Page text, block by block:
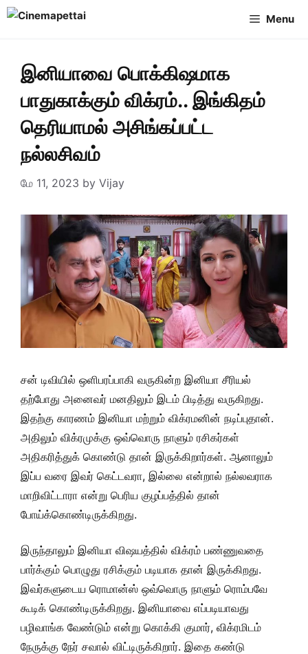
Skip
Menu
இனியாவை பொக்கிஷமாக
பாதுகாக்கும் விக்ரம்.. இங்கிதம்
தெரியாமல் அசிங்கப்பட்ட
நல்லசிவம்
மே 11, 2023 by Vijay
சன் டிவியில் ஒளிபரப்பாகி வருகின்ற இனியா சீரியல்
தற்போது அனைவர் மனதிலும் இடம் பிடித்து வருகிறது.
இதற்கு காரணம் இனியா மற்றும் விக்ரமனின் நடிப்புதான்.
அதிலும் விக்ரமுக்கு ஒவ்வொரு நாளும் ரசிகர்கள்
அதிகரித்துக் கொண்டு தான் இருக்கிறார்கள். ஆனாலும்
இப்ப வரை இவர் கெட்டவரா, இல்லை என்றால் நல்லவராக
மாறிவிட்டாரா என்று பெரிய குழப்பத்தில் தான்
போய்க்கொண்டிருக்கிறது.
இருந்தாலும் இனியா விஷயத்தில் விக்ரம் பண்ணுவதை
பார்க்கும் பொழுது ரசிக்கும் படியாக தான் இருக்கிறது.
இவர்களுடைய ரொமான்ஸ் ஒவ்வொரு நாளும் ரொம்பவே
கூடிக் கொண்டிருக்கிறது. இனியாவை எப்படியாவது
பழிவாங்க வேண்டும் என்று கொக்கி குமார், விக்ரமிடம்
நேருக்கு நேர் சவால் விட்டிருக்கிறார். இதை கண்டு